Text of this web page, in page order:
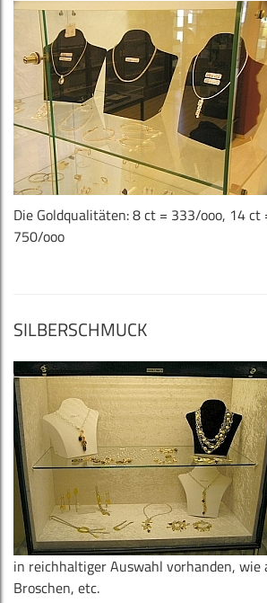
Die Goldqualitäten: 8 ct = 333/ooo, 14
750/ooo
SILBERSCHMUCK
in reichhaltiger Auswahl vorhanden, wie
Broschen, etc.